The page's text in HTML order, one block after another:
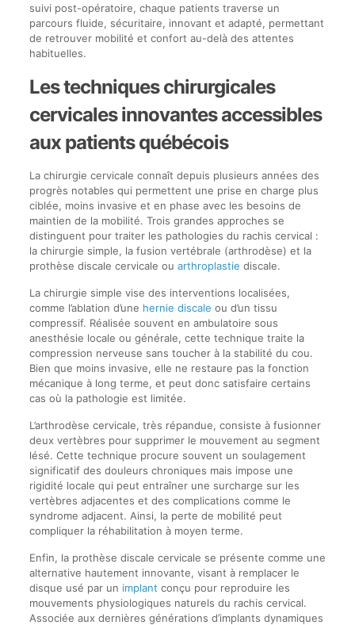
suivi post-opératoire, chaque patients traverse un
parcours fluide, sécuritaire, innovant et adapté, permettant
de retrouver mobilité et confort au-delà des attentes
habituelles.
Les techniques chirurgicales
cervicales innovantes accessibles
aux patients québécois
La chirurgie cervicale connaît depuis plusieurs années des
progrès notables qui permettent une prise en charge plus
ciblée, moins invasive et en phase avec les besoins de
maintien de la mobilité. Trois grandes approches se
distinguent pour traiter les pathologies du rachis cervical :
la chirurgie simple, la fusion vertébrale (arthrodèse) et la
prothèse discale cervicale ou arthroplastie discale.
La chirurgie simple vise des interventions localisées,
comme l’ablation d’une hernie discale ou d’un tissu
compressif. Réalisée souvent en ambulatoire sous
anesthésie locale ou générale, cette technique traite la
compression nerveuse sans toucher à la stabilité du cou.
Bien que moins invasive, elle ne restaure pas la fonction
mécanique à long terme, et peut donc satisfaire certains
cas où la pathologie est limitée.
L’arthrodèse cervicale, très répandue, consiste à fusionner
deux vertèbres pour supprimer le mouvement au segment
lésé. Cette technique procure souvent un soulagement
significatif des douleurs chroniques mais impose une
rigidité locale qui peut entraîner une surcharge sur les
vertèbres adjacentes et des complications comme le
syndrome adjacent. Ainsi, la perte de mobilité peut
compliquer la réhabilitation à moyen terme.
Enfin, la prothèse discale cervicale se présente comme une
alternative hautement innovante, visant à remplacer le
disque usé par un implant conçu pour reproduire les
mouvements physiologiques naturels du rachis cervical.
Associée aux dernières générations d’implants dynamiques